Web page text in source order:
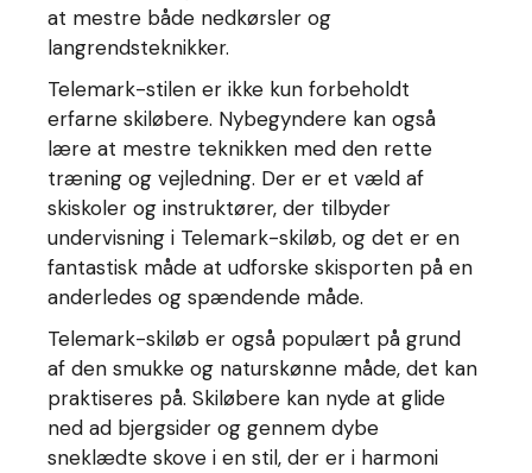
at mestre både nedkørsler og
langrendsteknikker.
Telemark-stilen er ikke kun forbeholdt
erfarne skiløbere. Nybegyndere kan også
lære at mestre teknikken med den rette
træning og vejledning. Der er et væld af
skiskoler og instruktører, der tilbyder
undervisning i Telemark-skiløb, og det er en
fantastisk måde at udforske skisporten på en
anderledes og spændende måde.
Telemark-skiløb er også populært på grund
af den smukke og naturskønne måde, det kan
praktiseres på. Skiløbere kan nyde at glide
ned ad bjergsider og gennem dybe
sneklædte skove i en stil, der er i harmoni